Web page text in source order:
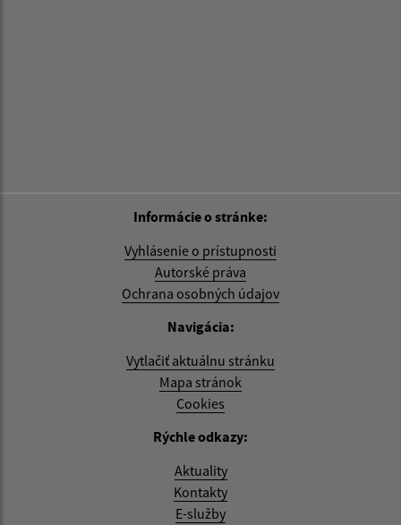
Informácie o stránke:
Vyhlásenie o prístupnosti
Autorské práva
Ochrana osobných údajov
Navigácia:
Vytlačiť aktuálnu stránku
Mapa stránok
Cookies
Rýchle odkazy:
Aktuality
Kontakty
E-služby